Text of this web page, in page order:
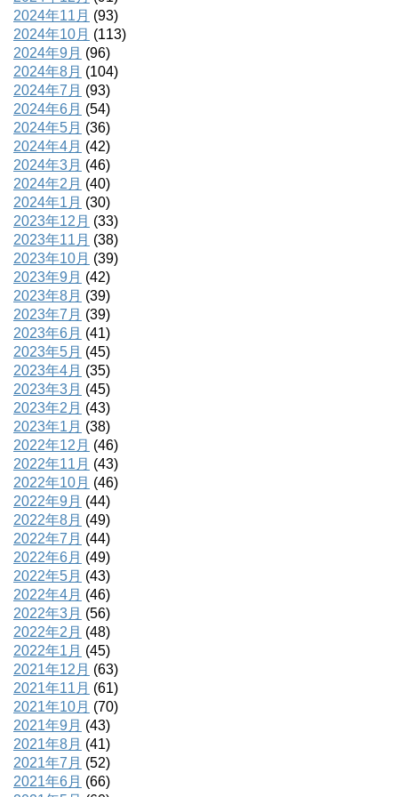
2024年11月 (93)
2024年10月 (113)
2024年9月 (96)
2024年8月 (104)
2024年7月 (93)
2024年6月 (54)
2024年5月 (36)
2024年4月 (42)
2024年3月 (46)
2024年2月 (40)
2024年1月 (30)
2023年12月 (33)
2023年11月 (38)
2023年10月 (39)
2023年9月 (42)
2023年8月 (39)
2023年7月 (39)
2023年6月 (41)
2023年5月 (45)
2023年4月 (35)
2023年3月 (45)
2023年2月 (43)
2023年1月 (38)
2022年12月 (46)
2022年11月 (43)
2022年10月 (46)
2022年9月 (44)
2022年8月 (49)
2022年7月 (44)
2022年6月 (49)
2022年5月 (43)
2022年4月 (46)
2022年3月 (56)
2022年2月 (48)
2022年1月 (45)
2021年12月 (63)
2021年11月 (61)
2021年10月 (70)
2021年9月 (43)
2021年8月 (41)
2021年7月 (52)
2021年6月 (66)